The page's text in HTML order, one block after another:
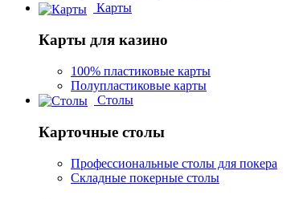
Карты
Карты для казино
100% пластиковые карты
Полупластиковые карты
Столы
Карточные столы
Профессиональные столы для покера
Складные покерные столы